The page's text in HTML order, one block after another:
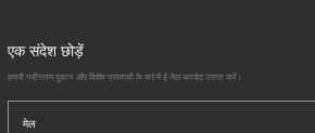
एक संदेश छोड़ें
हमारी नवीनतम दुकान और विशेष प्रस्तावों के बारे में ई-मेल अपडेट प्राप्त करें।